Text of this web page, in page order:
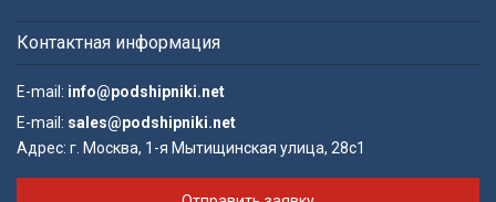
Контактная информация
E-mail: info@podshipniki.net
E-mail: sales@podshipniki.net
Адрес: г. Москва, 1-я Мытищинская улица, 28с1